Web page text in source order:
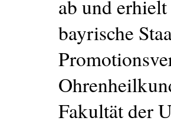
ab und
bayrische
Fakultät der